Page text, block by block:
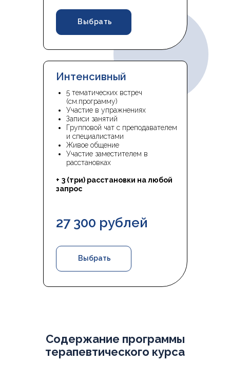
5 тематических встреч
(см.программу)
Участие в упражнениях
Записи занятий
Групповой чат с преподавателем
и специалистами
Живое общение
Участие заместителем в
расстановках
+ 3 (три) расстановки на любой
запрос
Интенсивный
27 300 рублей
Выбрать
Выбрать
Содержание программы
терапевтического курса